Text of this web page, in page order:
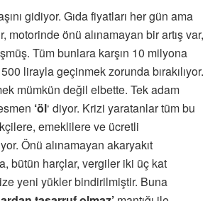
gidiyor. Gıda fiyatları her gün ama
motorinde önü alınamayan bir artış var,
Tüm bunlara karşın 10 milyona
lirayla geçinmek zorunda bırakılıyor.
mümkün değil elbette. Tek adam
‘öl‘ diyor. Krizi yaratanlar tüm bu
emeklilere ve ücretli
Önü alınamayan akaryakıt
bütün harçlar, vergiler iki üç kat
yeni yükler bindirilmiştir. Buna